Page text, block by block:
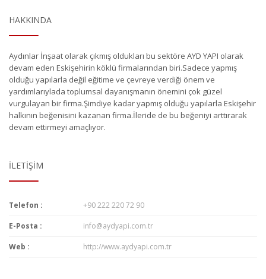
HAKKINDA
Aydınlar İnşaat olarak çıkmış oldukları bu sektöre AYD YAPI olarak
devam eden Eskişehirin köklü firmalarından biri.Sadece yapmış
olduğu yapılarla değil eğitime ve çevreye verdiği önem ve
yardımlarıylada toplumsal dayanışmanın önemini çok güzel
vurgulayan bir firma.Şimdiye kadar yapmış olduğu yapılarla Eskişehir
halkının beğenisini kazanan firma.İleride de bu beğeniyi arttırarak
devam ettirmeyi amaçlıyor.
İLETIŞIM
Telefon : +90 222 220 72 90
E-Posta : info@aydyapi.com.tr
Web : http://www.aydyapi.com.tr